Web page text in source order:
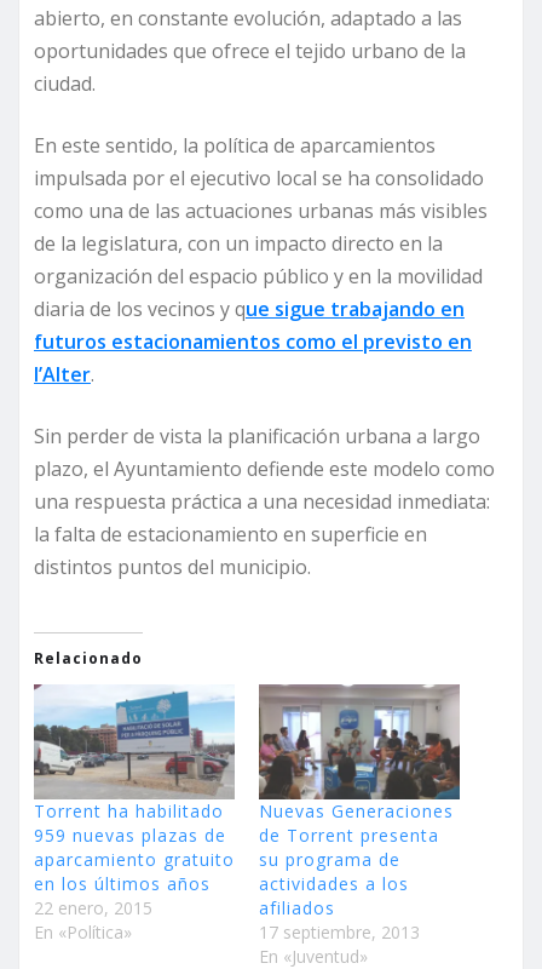
abierto, en constante evolución, adaptado a las
oportunidades que ofrece el tejido urbano de la
ciudad.
En este sentido, la política de aparcamientos
impulsada por el ejecutivo local se ha consolidado
como una de las actuaciones urbanas más visibles
de la legislatura, con un impacto directo en la
organización del espacio público y en la movilidad
diaria de los vecinos y que sigue trabajando en
futuros estacionamientos como el previsto en
l’Alter.
Sin perder de vista la planificación urbana a largo
plazo, el Ayuntamiento defiende este modelo como
una respuesta práctica a una necesidad inmediata:
la falta de estacionamiento en superficie en
distintos puntos del municipio.
Relacionado
Torrent ha habilitado
959 nuevas plazas de
aparcamiento gratuito
en los últimos años
22 enero, 2015
En «Política»
Nuevas Generaciones
de Torrent presenta
su programa de
actividades a los
afiliados
17 septiembre, 2013
En «Juventud»